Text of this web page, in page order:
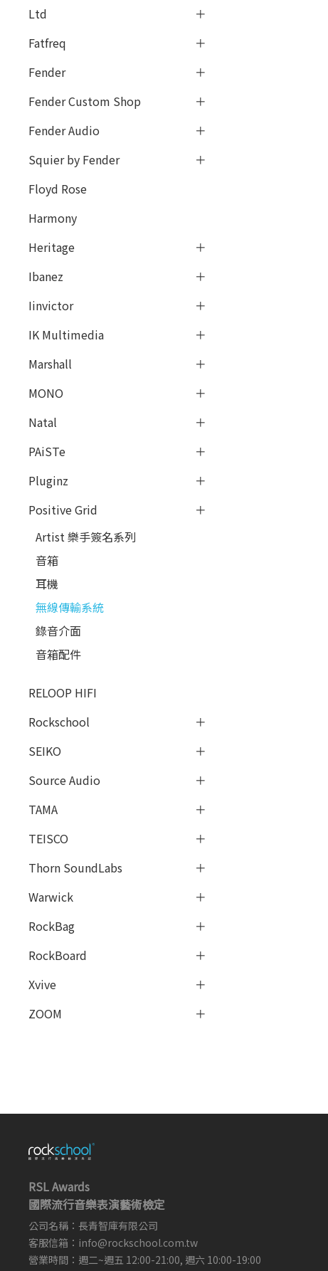
Ltd
Fatfreq
Fender
Fender Custom Shop
Fender Audio
Squier by Fender
Floyd Rose
Harmony
Heritage
Ibanez
Iinvictor
IK Multimedia
Marshall
MONO
Natal
PAiSTe
Pluginz
Positive Grid
Artist 樂手簽名系列
音箱
耳機
無線傳輸系統
錄音介面
音箱配件
RELOOP HIFI
Rockschool
SEIKO
Source Audio
TAMA
TEISCO
Thorn SoundLabs
Warwick
RockBag
RockBoard
Xvive
ZOOM
RSL Awards
國際流行音樂表演藝術檢定
公司名稱：長青智庫有限公司
客服信箱： info@rockschool.com.tw ​
營業時間：週二~週五 12:00-21:00, 週六 10:00-19:00